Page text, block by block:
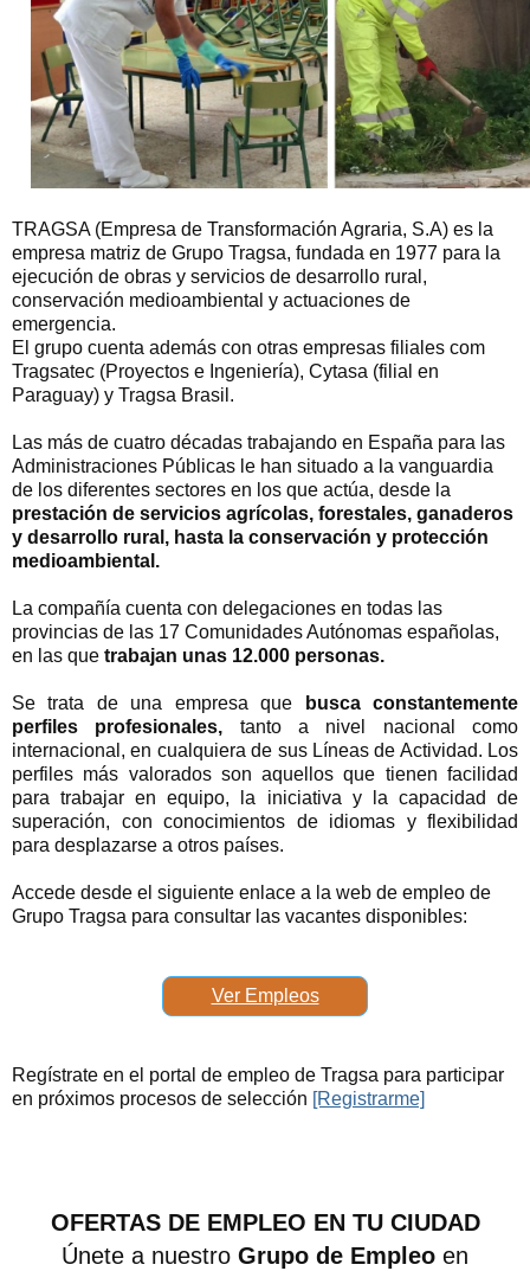
TRAGSA (Empresa de Transformación Agraria, S.A) es la
empresa matriz de Grupo Tragsa, fundada en 1977 para la
ejecución de obras y servicios de desarrollo rural,
conservación medioambiental y actuaciones de
emergencia.
El grupo cuenta además con otras empresas filiales com
Tragsatec (Proyectos e Ingeniería), Cytasa (filial en
Paraguay) y Tragsa Brasil.
Las más de cuatro décadas trabajando en España para las
Administraciones Públicas le han situado a la vanguardia
de los diferentes sectores en los que actúa, desde la
prestación de servicios agrícolas, forestales, ganaderos
y desarrollo rural, hasta la conservación y protección
medioambiental.
La compañía cuenta con delegaciones en todas las
provincias de las 17 Comunidades Autónomas españolas,
en las que trabajan unas 12.000 personas.
Se trata de una empresa que
busca constantemente
perfiles profesionales, tanto a nivel nacional como
internacional, en cualquiera de sus Líneas de Actividad. Los
perfiles más valorados son aquellos que tienen facilidad
para trabajar en equipo, la iniciativa y la capacidad de
superación, con conocimientos de idiomas y flexibilidad
para desplazarse a otros países.
Accede desde el siguiente enlace a la web de empleo de
Grupo Tragsa para consultar las vacantes disponibles:
Ver Empleos
Regístrate en el portal de empleo de Tragsa para participar
en próximos procesos de selección [Registrarme]
OFERTAS DE EMPLEO EN TU CIUDAD
Únete a nuestro Grupo de Empleo en